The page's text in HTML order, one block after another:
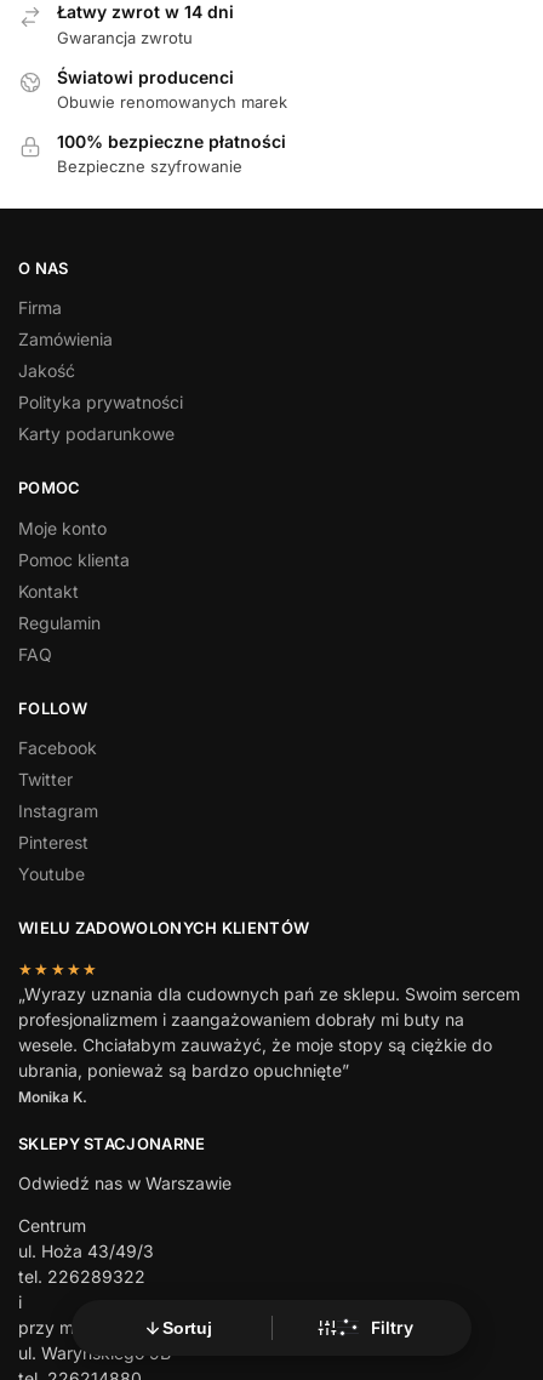
Łatwy zwrot w 14 dni
Gwarancja zwrotu
Światowi producenci
Obuwie renomowanych marek
100% bezpieczne płatności
Bezpieczne szyfrowanie
O NAS
Firma
Zamówienia
Jakość
Polityka prywatności
Karty podarunkowe
POMOC
Moje konto
Pomoc klienta
Kontakt
Regulamin
FAQ
FOLLOW
Facebook
Twitter
Instagram
Pinterest
Youtube
WIELU ZADOWOLONYCH KLIENTÓW
★★★★★
„Wyrazy uznania dla cudownych pań ze sklepu. Swoim sercem
profesjonalizmem i zaangażowaniem dobrały mi buty na
wesele. Chciałabym zauważyć, że moje stopy są ciężkie do
ubrania, ponieważ są bardzo opuchnięte”
Monika K.
SKLEPY STACJONARNE
Odwiedź nas w Warszawie
Centrum
ul. Hoża 43/49/3
tel. 226289322
i
przy metro Politechnika
ul. Waryńskiego 9B
Sortuj Filtry